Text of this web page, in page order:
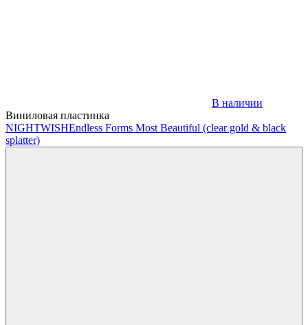
В наличии
Виниловая пластинка
NIGHTWISHEndless Forms Most Beautiful (clear gold & black
splatter)